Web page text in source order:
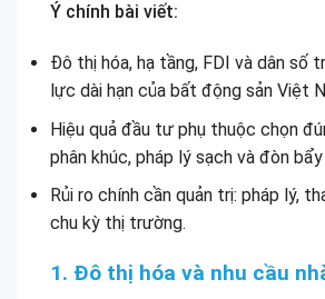
Ý chính bài viết:
Đô thị hóa, hạ tầng, FDI và dân số
lực dài hạn của bất động sản Việt
Hiệu quả đầu tư phụ thuộc chọn
phân khúc, pháp lý sạch và đòn bẩy
Rủi ro chính cần quản trị: pháp lý,
chu kỳ thị trường.
1. Đô thị hóa và nhu cầu